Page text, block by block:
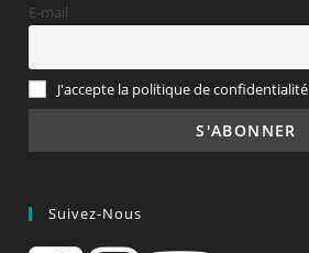
E-mail
J'accepte la politique de confidentialité
Suivez-Nous